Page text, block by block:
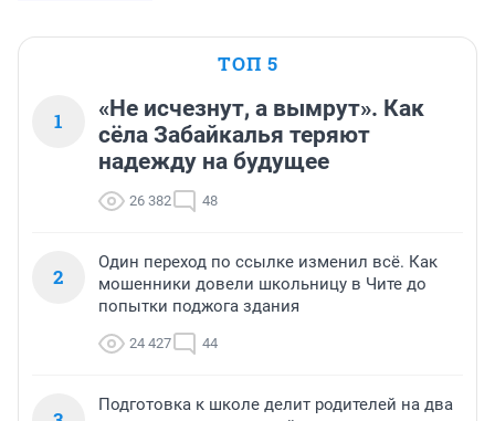
ТОП 5
1
«Не исчезнут, а вымрут». Как
сёла Забайкалья теряют
надежду на будущее
26 382 48
2
Один переход по ссылке изменил всё. Как
мошенники довели школьницу в Чите до
попытки поджога здания
24 427 44
Подготовка к школе делит родителей на два